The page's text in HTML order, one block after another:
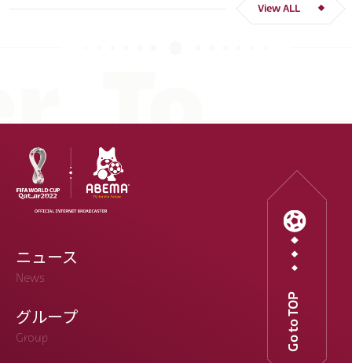
View ALL
ニュース
News
グループ
Group Go to TOP